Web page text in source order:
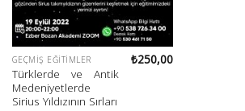
GEÇMIŞ EĞITIMLER
Türklerde ve Antik
Medeniyetlerde
Sirius Yıldızının Sırları
₺250,00